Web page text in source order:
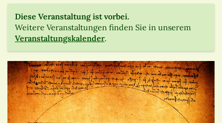
Diese Veranstaltung ist vorbei.
Weitere Veranstaltungen finden Sie in unserem
Veranstaltungskalender.